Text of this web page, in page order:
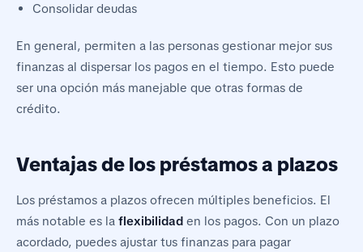
Consolidar deudas
En general, permiten a las personas gestionar mejor sus
finanzas al dispersar los pagos en el tiempo. Esto puede
ser una opción más manejable que otras formas de
crédito.
Ventajas de los préstamos a plazos
Los préstamos a plazos ofrecen múltiples beneficios. El
más notable es la flexibilidad en los pagos. Con un plazo
acordado, puedes ajustar tus finanzas para pagar